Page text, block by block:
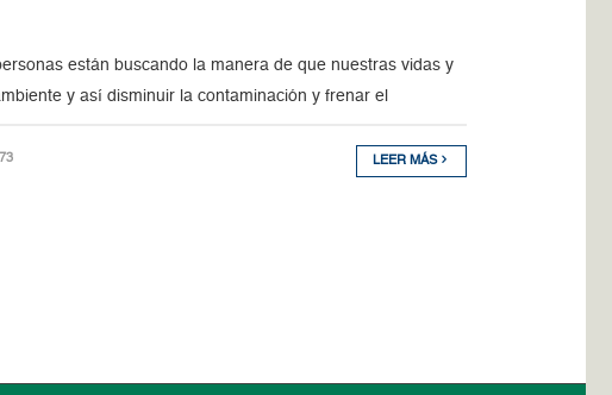
están buscando la manera de que nuestras vidas y
y así disminuir la contaminación y frenar el
LEER MÁS